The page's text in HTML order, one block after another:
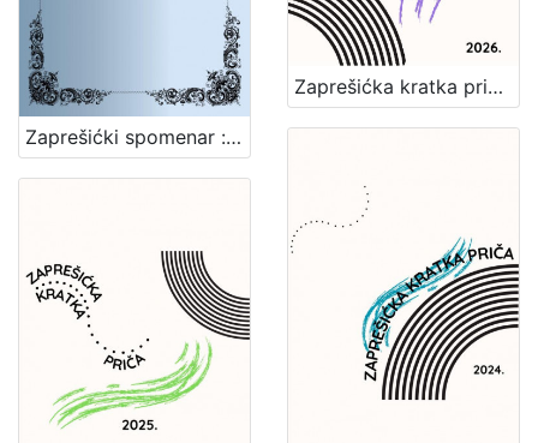
Zaprešićki spomenar : biserni kraluši seoske učiteljice / Paula Ilić
Zaprešićka kratka priča 2026. : nagrađene i pohvaljene priče